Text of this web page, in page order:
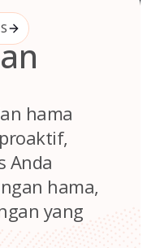
hama
Anda
hama,
yang